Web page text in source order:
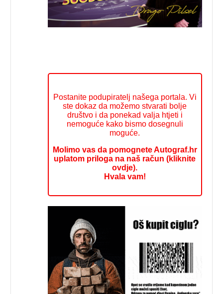
Postanite podupiratelj našega portala. Vi
ste dokaz da možemo stvarati bolje
društvo i da ponekad valja htjeti i
nemoguće kako bismo dosegnuli
moguće.
Molimo vas da pomognete Autograf.hr
uplatom priloga na naš račun (kliknite
ovdje).
Hvala vam!